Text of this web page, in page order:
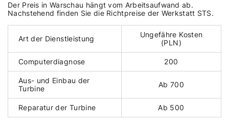
Der Preis in Warschau hängt vom Arbeitsaufwand ab.
Nachstehend finden Sie die Richtpreise der Werkstatt STS.
Art der Dienstleistung
Ungefähre Kosten
(PLN)
Computerdiagnose 200
Aus- und Einbau der
Turbine
Ab 700
Reparatur der Turbine Ab 500